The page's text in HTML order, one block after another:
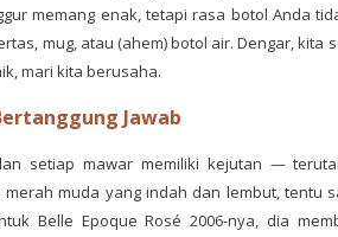
memang enak, tetapi rasa botol Anda
mug, atau (ahem) botol air. Dengar,
mari kita berusaha.
Jawab
setiap mawar memiliki kejutan —
muda yang indah dan lembut, tentu
Belle Epoque Rosé 2006-nya, dia